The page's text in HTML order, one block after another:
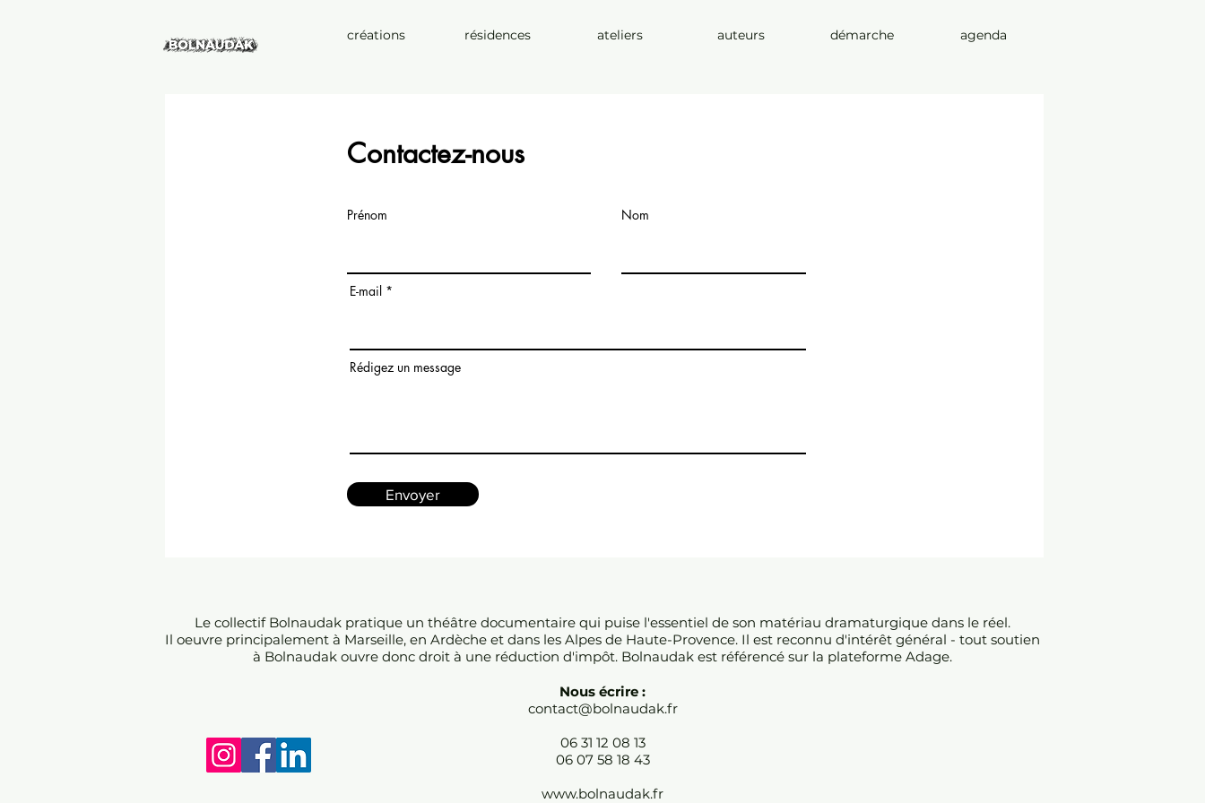
Contactez-nous
Prénom Nom
E-mail
Rédigez un message
Envoyer
créations résidences ateliers auteurs démarche agenda
Le collectif Bolnaudak pratique un théâtre documentaire qui puise l'essentiel de son matériau dramaturgique dans le réel.
Il oeuvre principalement à Marseille, en Ardèche et dans les Alpes de Haute-Provence. Il est reconnu d'intérêt général - tout soutien
à Bolnaudak ouvre donc droit à une réduction d'impôt. Bolnaudak est référencé sur la plateforme Adage.
Nous écrire :
contact@bolnaudak.fr
06 31 12 08 13
06 07 58 18 43
www.bolnaudak.fr